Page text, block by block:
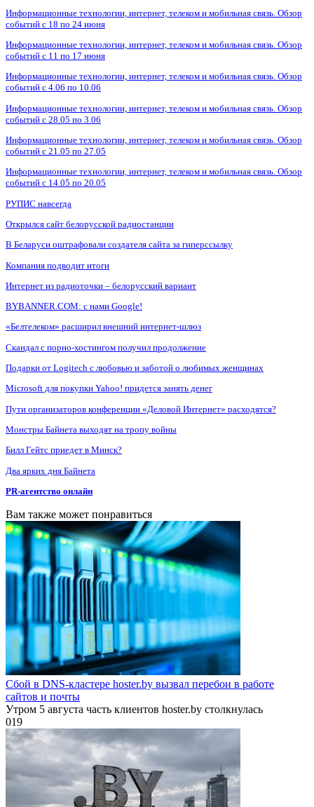
Информационные технологии, интернет, телеком и мобильная связь. Обзор
событий с 18 по 24 июня
Информационные технологии, интернет, телеком и мобильная связь. Обзор
событий с 11 по 17 июня
Информационные технологии, интернет, телеком и мобильная связь. Обзор
событий с 4.06 по 10.06
Информационные технологии, интернет, телеком и мобильная связь. Обзор
событий с 28.05 по 3.06
Информационные технологии, интернет, телеком и мобильная связь. Обзор
событий с 21.05 по 27.05
Информационные технологии, интернет, телеком и мобильная связь. Обзор
событий с 14.05 по 20.05
РУПИС навсегда
Открылся сайт белорусской радиостанции
В Беларуси оштрафовали создателя сайта за гиперссылку
Компания подводит итоги
Интернет из радиоточки – белорусский вариант
BYBANNER.COM: c нами Google!
«Белтелеком» расширил внешний интернет-шлюз
Скандал с порно-хостингом получил продолжение
Подарки от Logitech с любовью и заботой о любимых женщинах
Microsoft для покупки Yahoo! придется занять денег
Пути организаторов конференции «Деловой Интернет» расходятся?
Монстры Байнета выходят на тропу войны
Билл Гейтс приедет в Минск?
Два ярких дня Байнета
PR-агентство онлайн
Вам также может понравиться
Сбой в DNS-кластере hoster.by вызвал перебои в работе
сайтов и почты
Утром 5 августа часть клиентов hoster.by столкнулась
019